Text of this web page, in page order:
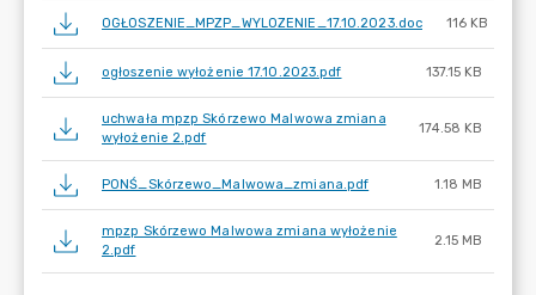
OGŁOSZENIE_MPZP_WYLOZENIE_17.10.2023.doc 116 KB
ogłoszenie wyłożenie 17.10.2023.pdf 137.15 KB
uchwała mpzp Skórzewo Malwowa zmiana
wyłożenie 2.pdf
174.58 KB
PONŚ_Skórzewo_Malwowa_zmiana.pdf 1.18 MB
mpzp Skórzewo Malwowa zmiana wyłożenie
2.pdf
2.15 MB